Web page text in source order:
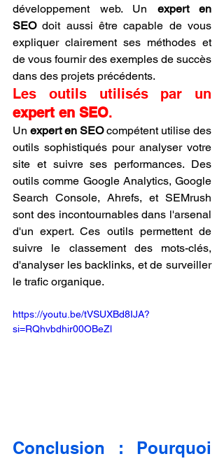
développement web. Un expert en
SEO doit aussi être capable de vous
expliquer clairement ses méthodes et
de vous fournir des exemples de succès
dans des projets précédents.
expert en SEO.
Un expert en SEO compétent utilise des
outils sophistiqués pour analyser votre
site et suivre ses performances. Des
outils comme Google Analytics, Google
Search Console, Ahrefs, et SEMrush
sont des incontournables dans l'arsenal
d'un expert. Ces outils permettent de
suivre le classement des mots-clés,
d'analyser les backlinks, et de surveiller
le trafic organique.
https://youtu.be/tVSUXBd8IJA?
si=RQhvbdhir00OBeZl
Conclusion : Pourquoi